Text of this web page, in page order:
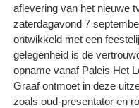
aflevering van het nieuwe
zaterdagavond 7
ontwikkeld met een
gelegenheid is de
opname vanaf Paleis Het
Graaf ontmoet in deze
zoals oud-presentator en